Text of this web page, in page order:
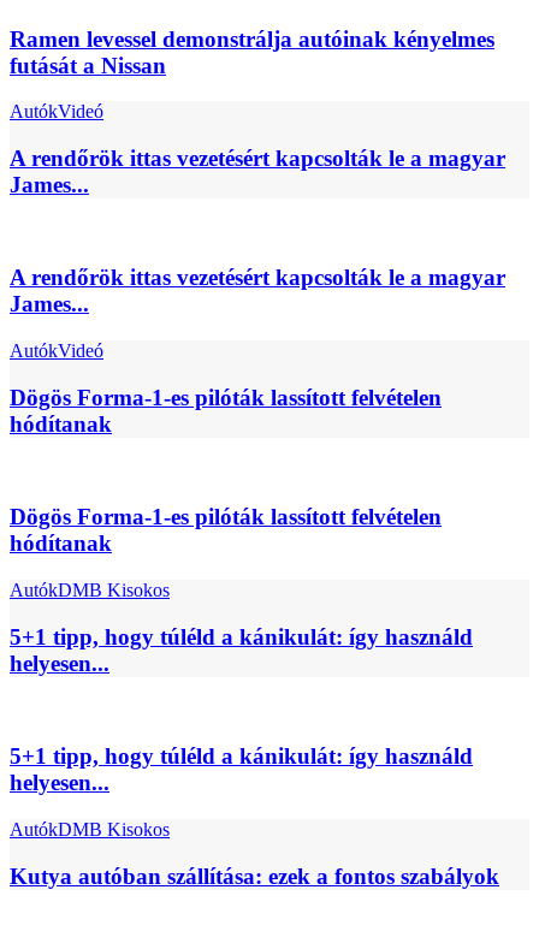
Ramen levessel demonstrálja autóinak kényelmes
futását a Nissan
AutókVideó
A rendőrök ittas vezetésért kapcsolták le a magyar
James...
A rendőrök ittas vezetésért kapcsolták le a magyar
James...
AutókVideó
Dögös Forma-1-es pilóták lassított felvételen
hódítanak
Dögös Forma-1-es pilóták lassított felvételen
hódítanak
AutókDMB Kisokos
5+1 tipp, hogy túléld a kánikulát: így használd
helyesen...
5+1 tipp, hogy túléld a kánikulát: így használd
helyesen...
AutókDMB Kisokos
Kutya autóban szállítása: ezek a fontos szabályok